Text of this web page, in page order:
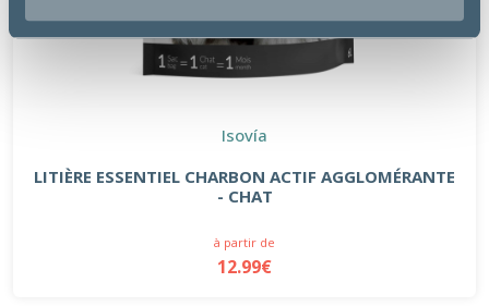
Isovía
LITIÈRE ESSENTIEL CHARBON ACTIF AGGLOMÉRANTE
- CHAT
à partir de
12.99€